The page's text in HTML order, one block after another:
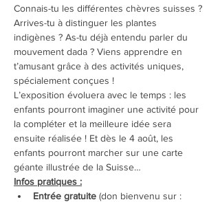
Connais-tu les différentes chèvres suisses ?
Arrives-tu à distinguer les plantes
indigènes ? As-tu déjà entendu parler du
mouvement dada ? Viens apprendre en
t’amusant grâce à des activités uniques,
spécialement conçues !
L’exposition évoluera avec le temps : les
enfants pourront imaginer une activité pour
la compléter et la meilleure idée sera
ensuite réalisée ! Et dès le 4 août, les
enfants pourront marcher sur une carte
géante illustrée de la Suisse…
Infos pratiques :
Entrée gratuite (don bienvenu sur :